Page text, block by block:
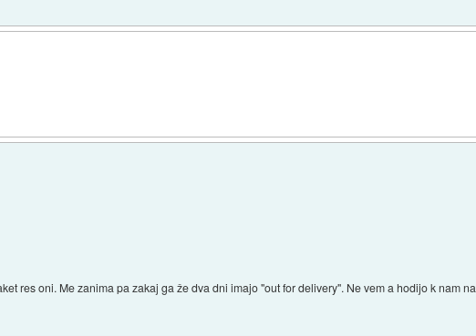
res oni. Me zanima pa zakaj ga že dva dni imajo "out for delivery". Ne vem a hodijo k nam na